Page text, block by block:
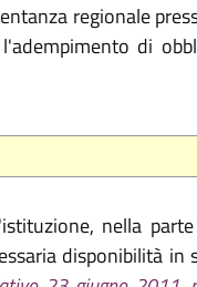
regionale
di
nella
disponibilità in